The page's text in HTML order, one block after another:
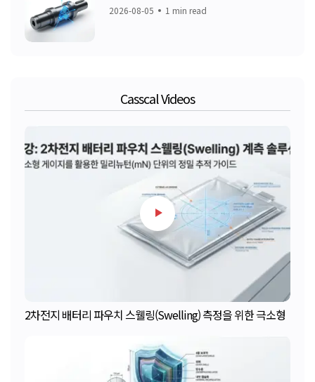
2026-08-05 1 min read
Casscal Videos
2차전지 배터리 파우치 스웰링(Swelling) 측정을 위한 극소형